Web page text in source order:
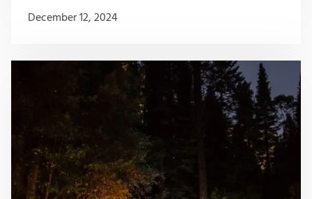
December 12, 2024